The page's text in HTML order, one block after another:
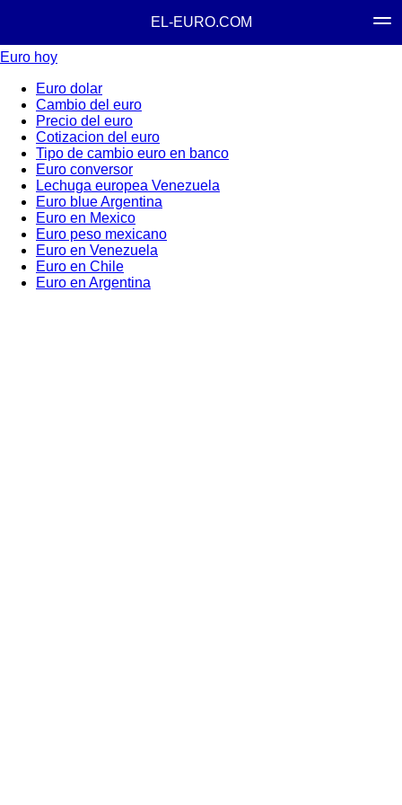
EL-EURO.COM
Euro hoy
Euro dolar
Cambio del euro
Precio del euro
Cotizacion del euro
Tipo de cambio euro en banco
Euro conversor
Lechuga europea Venezuela
Euro blue Argentina
Euro en Mexico
Euro peso mexicano
Euro en Venezuela
Euro en Chile
Euro en Argentina